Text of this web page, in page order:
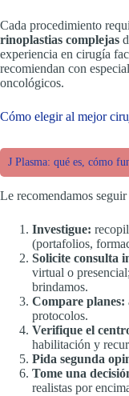
Cada procedimiento
rinoplastias complejas
experiencia en cirugía
recomiendan con
oncológicos.
Cómo elegir al mejor
J Plasma: qué es, cómo
Le recomendamos
Investigue:
(portafolios,
Solicite consulta
virtual o
brindamos.
Compare planes:
protocolos.
Verifique el
habilitación y
Pida segunda
Tome una
realistas por